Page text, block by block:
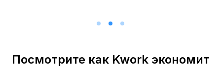
Посмотрите как Kwork экономит